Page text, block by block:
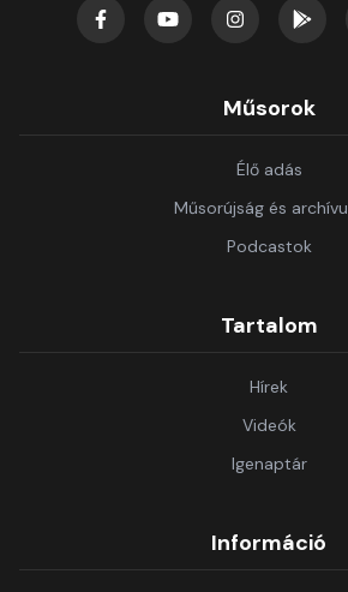
Műsorok
Élő adás
Műsorújság és
Podcastok
Tartalom
Hírek
Videók
Igenaptár
Információ